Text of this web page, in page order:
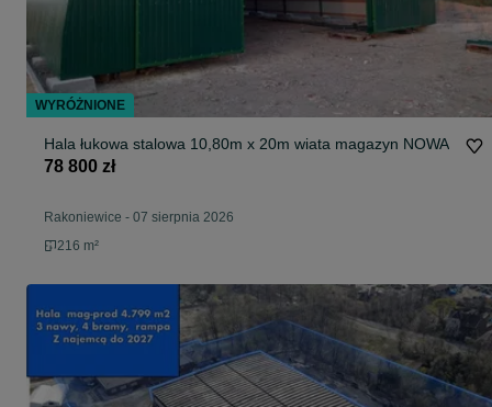
Hala łukowa stalowa 10,80m x 20m wiata magazyn NOWA
78 800 zł
Rakoniewice - 07 sierpnia 2026
216 m²
WYRÓŻNIONE